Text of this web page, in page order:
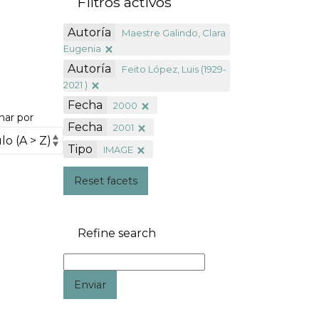
por
Autoría
Maestre Galindo, Clara
Eugenia
Autoría
Feito López, Luis (1929-
2021 )
Fecha 2000
Fecha 2001
Tipo IMAGE
Reset facets
Refine search
Enviar